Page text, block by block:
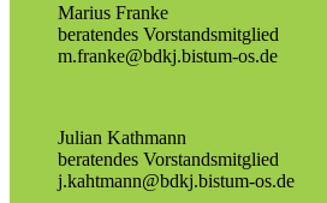
Marius Franke
beratendes Vorstandsmitglied
m.franke@bdkj.bistum-os.de
Julian Kathmann
beratendes Vorstandsmitglied
j.kahtmann@bdkj.bistum-os.de